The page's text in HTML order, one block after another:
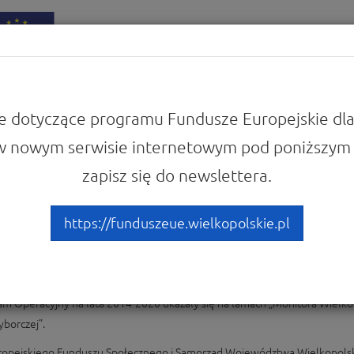
Wielkopolskim –
Operacyjny na lata 2014-2020 ukazały się na łamach „Monitora
dotyczące programu Fundusze Europejskie
nowym serwisie internetowym pod
zapisz się do newslettera.
https://funduszeue.wielkopolskie.pl